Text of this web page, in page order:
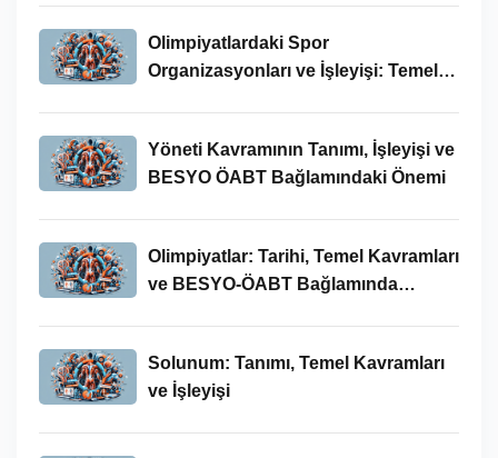
Olimpiyatlardaki Spor
Organizasyonları ve İşleyişi: Temel
Yöneti Kavramının Tanımı, İşleyişi ve
BESYO ÖABT Bağlamındaki Önemi
Olimpiyatlar: Tarihi, Temel Kavramları
ve BESYO-ÖABT Bağlamında
Solunum: Tanımı, Temel Kavramları
ve İşleyişi